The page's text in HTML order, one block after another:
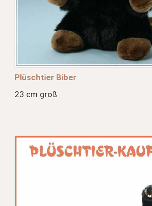
Plüschtier Biber
23 cm groß